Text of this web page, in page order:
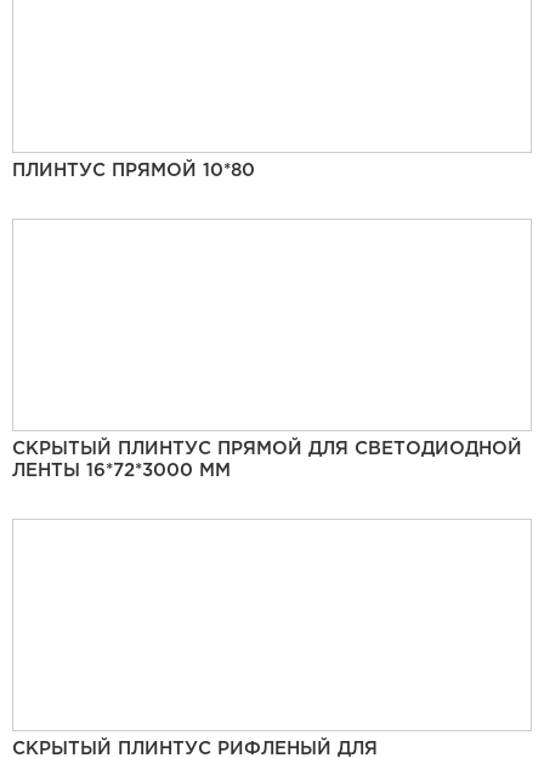
ПЛИНТУС ПРЯМОЙ 10*80
СКРЫТЫЙ ПЛИНТУС ПРЯМОЙ ДЛЯ СВЕТОДИОДНОЙ
ЛЕНТЫ 16*72*3000 ММ
СКРЫТЫЙ ПЛИНТУС РИФЛЕНЫЙ ДЛЯ